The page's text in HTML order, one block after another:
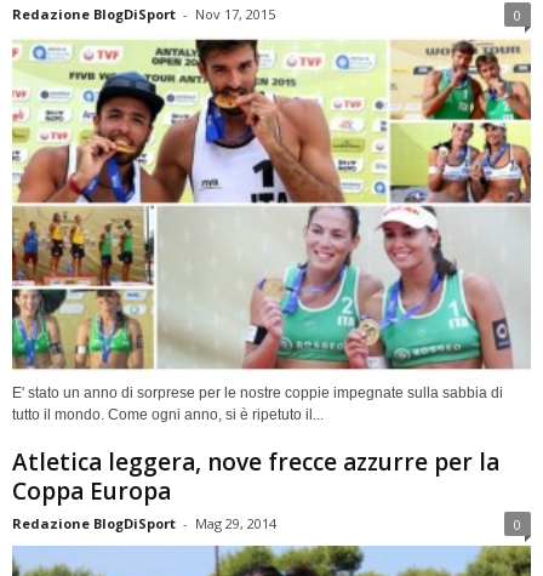
Redazione BlogDiSport - Nov 17, 2015 0
E' stato un anno di sorprese per le nostre coppie impegnate sulla sabbia di
tutto il mondo. Come ogni anno, si è ripetuto il...
Atletica leggera, nove frecce azzurre per la
Coppa Europa
Redazione BlogDiSport - Mag 29, 2014 0